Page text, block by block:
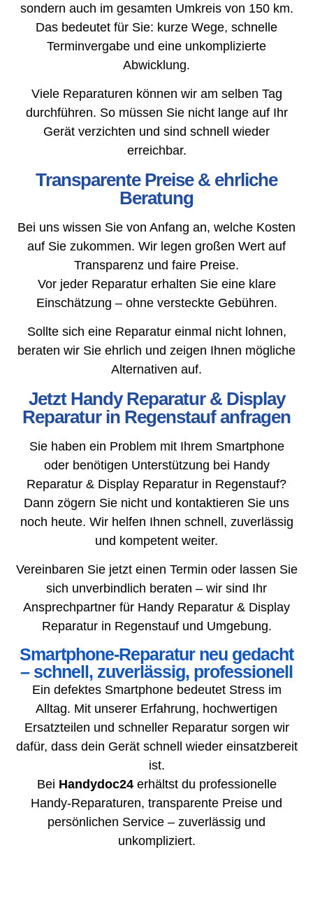
sondern auch im gesamten Umkreis von 150 km.
Das bedeutet für Sie: kurze Wege, schnelle
Terminvergabe und eine unkomplizierte
Abwicklung.
Viele Reparaturen können wir am selben Tag
durchführen. So müssen Sie nicht lange auf Ihr
Gerät verzichten und sind schnell wieder
erreichbar.
Transparente Preise & ehrliche
Beratung
Bei uns wissen Sie von Anfang an, welche Kosten
auf Sie zukommen. Wir legen großen Wert auf
Transparenz und faire Preise.
Vor jeder Reparatur erhalten Sie eine klare
Einschätzung – ohne versteckte Gebühren.
Sollte sich eine Reparatur einmal nicht lohnen,
beraten wir Sie ehrlich und zeigen Ihnen mögliche
Alternativen auf.
Jetzt Handy Reparatur & Display
Reparatur in Regenstauf anfragen
Sie haben ein Problem mit Ihrem Smartphone
oder benötigen Unterstützung bei Handy
Reparatur & Display Reparatur in Regenstauf?
Dann zögern Sie nicht und kontaktieren Sie uns
noch heute. Wir helfen Ihnen schnell, zuverlässig
und kompetent weiter.
Vereinbaren Sie jetzt einen Termin oder lassen Sie
sich unverbindlich beraten – wir sind Ihr
Ansprechpartner für Handy Reparatur & Display
Reparatur in Regenstauf und Umgebung.
Smartphone-Reparatur neu gedacht
– schnell, zuverlässig, professionell
Ein defektes Smartphone bedeutet Stress im
Alltag. Mit unserer Erfahrung, hochwertigen
Ersatzteilen und schneller Reparatur sorgen wir
dafür, dass dein Gerät schnell wieder einsatzbereit
ist.
Bei Handydoc24erhältst du professionelle
Handy-Reparaturen, transparente Preise und
persönlichen Service – zuverlässig und
unkompliziert.